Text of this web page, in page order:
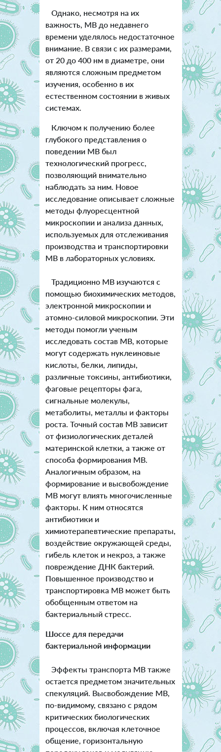
Однако, несмотря на их
важность, МВ до недавнего
времени уделялось недостаточное
внимание. В связи с их размерами,
от 20 до 400 нм в диаметре, они
являются сложным предметом
изучения, особенно в их
естественном состоянии в живых
системах.
Ключом к получению более
глубокого представления о
поведении MВ был
технологический прогресс,
позволяющий внимательно
наблюдать за ним. Новое
исследование описывает сложные
методы флуоресцентной
микроскопии и анализа данных,
используемых для отслеживания
производства и транспортировки
MВ в лабораторных условиях.
Традиционно MВ изучаются с
помощью биохимических методов,
электронной микроскопии и
атомно-силовой микроскопии. Эти
методы помогли ученым
исследовать состав MВ, которые
могут содержать нуклеиновые
кислоты, белки, липиды,
различные токсины, антибиотики,
фаговые рецепторы фага,
сигнальные молекулы,
метаболиты, металлы и факторы
роста. Точный состав МВ зависит
от физиологических деталей
материнской клетки, а также от
способа формирования МВ.
Аналогичным образом, на
формирование и высвобождение
МВ могут влиять многочисленные
факторы. К ним относятся
антибиотики и
химиотерапевтические препараты,
воздействие окружающей среды,
гибель клеток и некроз, а также
повреждение ДНК бактерий.
Повышенное производство и
транспортировка MВ может быть
обобщенным ответом на
бактериальный стресс.
Шоссе для передачи
бактериальной информации
Эффекты транспорта MВ также
остается предметом значительных
спекуляций. Высвобождение МВ,
по-видимому, связано с рядом
критических биологических
процессов, включая клеточное
общение, горизонтальную